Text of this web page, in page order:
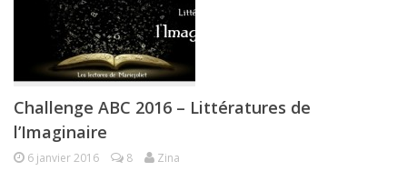
Challenge ABC 2016 – Littératures de
l’Imaginaire
6 janvier 2016 8 Zina